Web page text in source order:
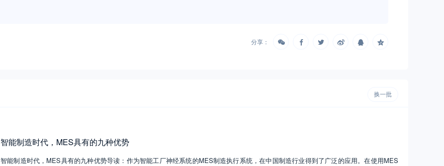
分享：
换一批
智能制造时代，MES具有的九种优势
智能制造时代，MES具有的九种优势导读：作为智能工厂神经系统的MES制造执行系统，在中国制造行业得到了广泛的应用。在使用MES